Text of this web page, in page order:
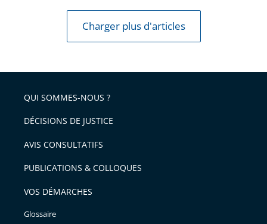
Charger plus d'articles
QUI SOMMES-NOUS ?
DÉCISIONS DE JUSTICE
AVIS CONSULTATIFS
PUBLICATIONS & COLLOQUES
VOS DÉMARCHES
Glossaire